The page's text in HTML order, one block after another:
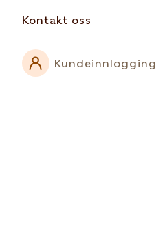
Kontakt oss
Kundeinnlogging